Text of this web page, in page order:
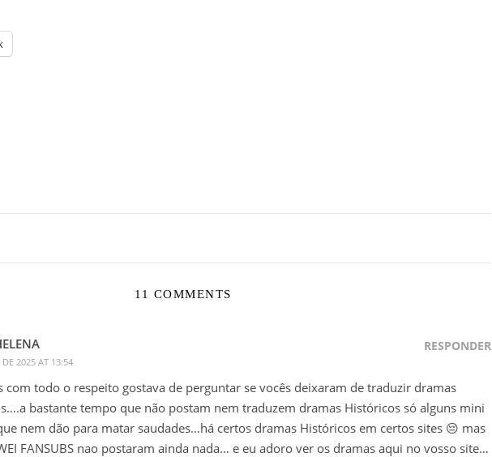
11 COMMENTS
2025 AT 13:54
RESPONDER
com todo o respeito gostava de perguntar se vocês deixaram de traduzir dramas
bastante tempo que não postam nem traduzem dramas Históricos só alguns mini
nem dão para matar saudades…há certos dramas Históricos em certos sites 😔 mas
FANSUBS nao postaram ainda nada… e eu adoro ver os dramas aqui no vosso site…